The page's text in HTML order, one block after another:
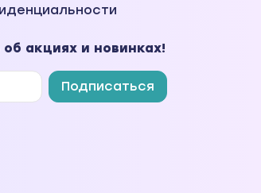
акциях и новинках!
Подписаться